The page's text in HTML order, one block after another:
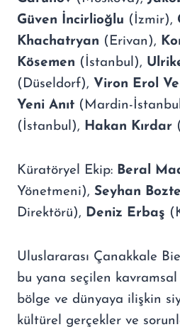
Güven İncirlioğlu (İzmir),
Khachatryan (Erivan),
Kösemen (İstanbul),
(Düseldorf), Viron Erol
Yeni Anıt (Mardin-
(İstanbul), Hakan Kırdar
Küratöryel Ekip: Beral
Yönetmeni), Seyhan
Direktörü), Deniz Erbaş
Uluslararası Çanakkale
bu yana seçilen
bölge ve dünyaya ilişkin
kültürel gerçekler ve